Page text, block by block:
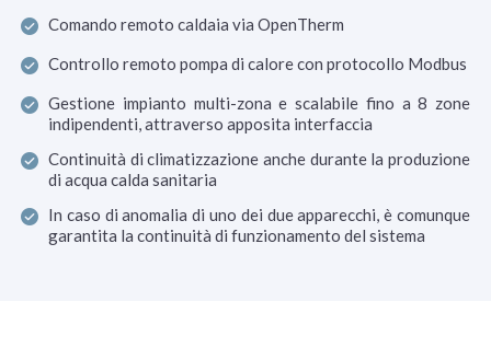
Comando remoto caldaia via OpenTherm
Controllo remoto pompa di calore con protocollo Modbus
Gestione impianto multi-zona e scalabile fino a 8 zone
indipendenti, attraverso apposita interfaccia
Continuità di climatizzazione anche durante la produzione
di acqua calda sanitaria
In caso di anomalia di uno dei due apparecchi, è comunque
garantita la continuità di funzionamento del sistema